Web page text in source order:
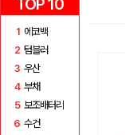
TOP 10
1 에코백
2 텀블러
3 우산
4 부채
5 보조배터리
6 수건